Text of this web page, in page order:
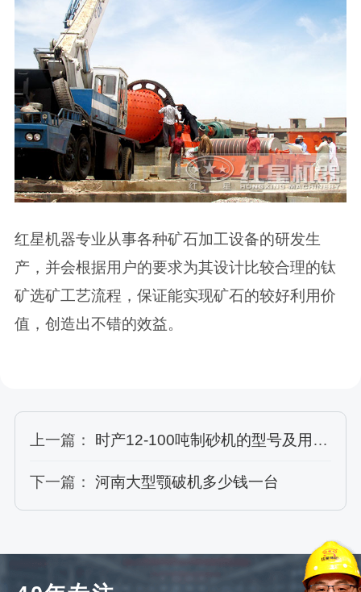
红星机器专业从事各种矿石加工设备的研发生
产，并会根据用户的要求为其设计比较合理的钛
矿选矿工艺流程，保证能实现矿石的较好利用价
值，创造出不错的效益。
上一篇： 时产12-100吨制砂机的型号及用途，您了解多少
下一篇： 河南大型颚破机多少钱一台